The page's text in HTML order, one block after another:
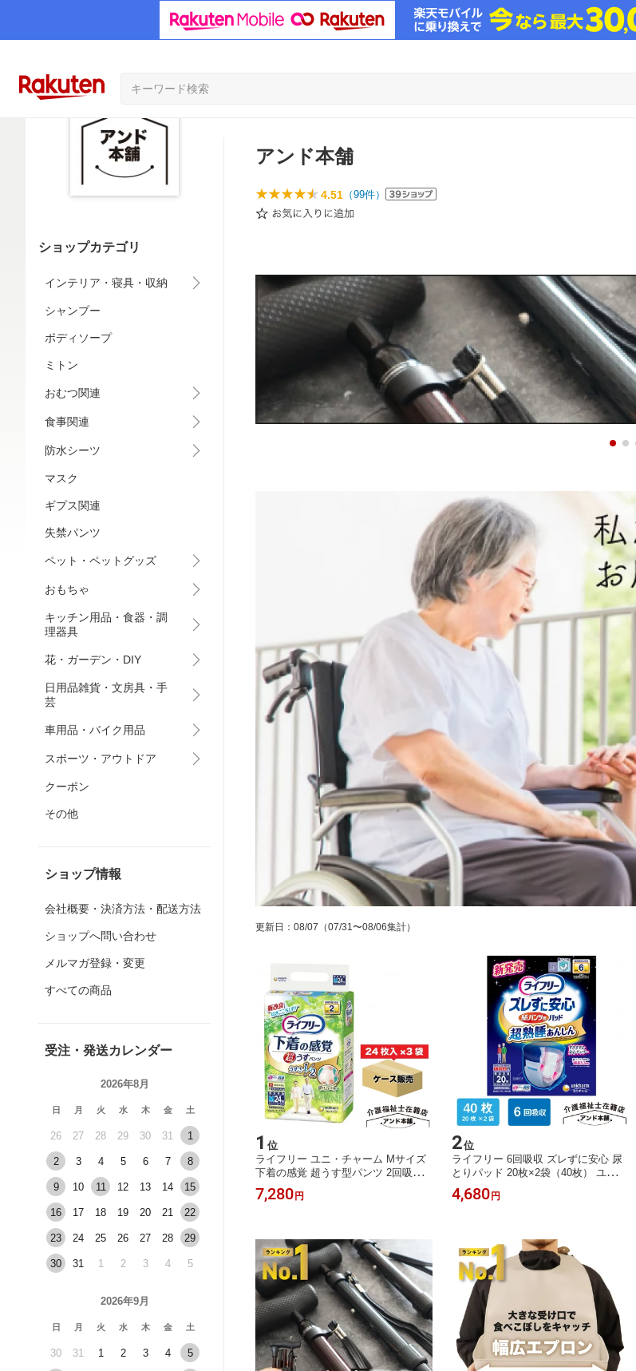
ショップカテゴリ
インテリア・寝具・収納
シャンプー
ボディソープ
ミトン
おむつ関連
食事関連
防水シーツ
マスク
ギプス関連
失禁パンツ
ペット・ペットグッズ
おもちゃ
キッチン用品・食器・調
理器具
花・ガーデン・DIY
日用品雑貨・文房具・手
芸
車用品・バイク用品
スポーツ・アウトドア
クーポン
その他
ショップ情報
会社概要・決済方法・配送方法
ショップへ問い合わせ
メルマガ登録・変更
すべての商品
受注・発送カレンダー
2026年8月
日 月 火 水 木 金 土
26 27 28 29 30 31 1
2 3 4 5 6 7 8
9 10 11 12 13 14 15
16 17 18 19 20 21 22
23 24 25 26 27 28 29
30 31 1 2 3 4 5
2026年9月
日 月 火 水 木 金 土
30 31 1 2 3 4 5
アンド本舗
4.51 （99件）
更新日 ： 08/07 （07/31〜08/06集計）
1 位
ライフリー ユニ・チャーム Mサイズ
下着の感覚 超うす型パンツ 2回吸収 2
4枚×3袋（72枚） パンツタイプ 紙お
むつ 紙パンツ おむつ オムツ 大人の
品
7,280 円
2位
ライフリー 6回吸収 ズレずに安心 尿
とりパッド 20枚×2袋（40枚） ユニチ
ャーム 紙おむつ ズレずに安心紙パン
ツ専用尿とりパッド 紙パンツ専用 夜
ッド 大人用 介護用品 介護 高齢者 医
療費控除対象品
4,680 円